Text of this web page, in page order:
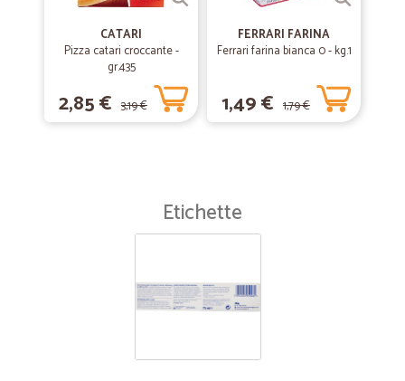
CATARI
Pizza catari croccante -
gr.435
2,85 € 3,19 €
FERRARI FARINA
Ferrari farina bianca 0 - kg.1
1,49 € 1,79 €
Etichette